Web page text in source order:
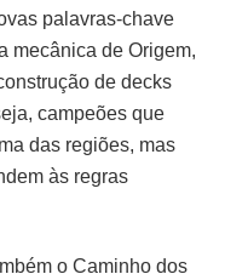
palavras-chave
mecânica de Origem,
de decks
campeões que
das regiões, mas
às regras
o Caminho dos